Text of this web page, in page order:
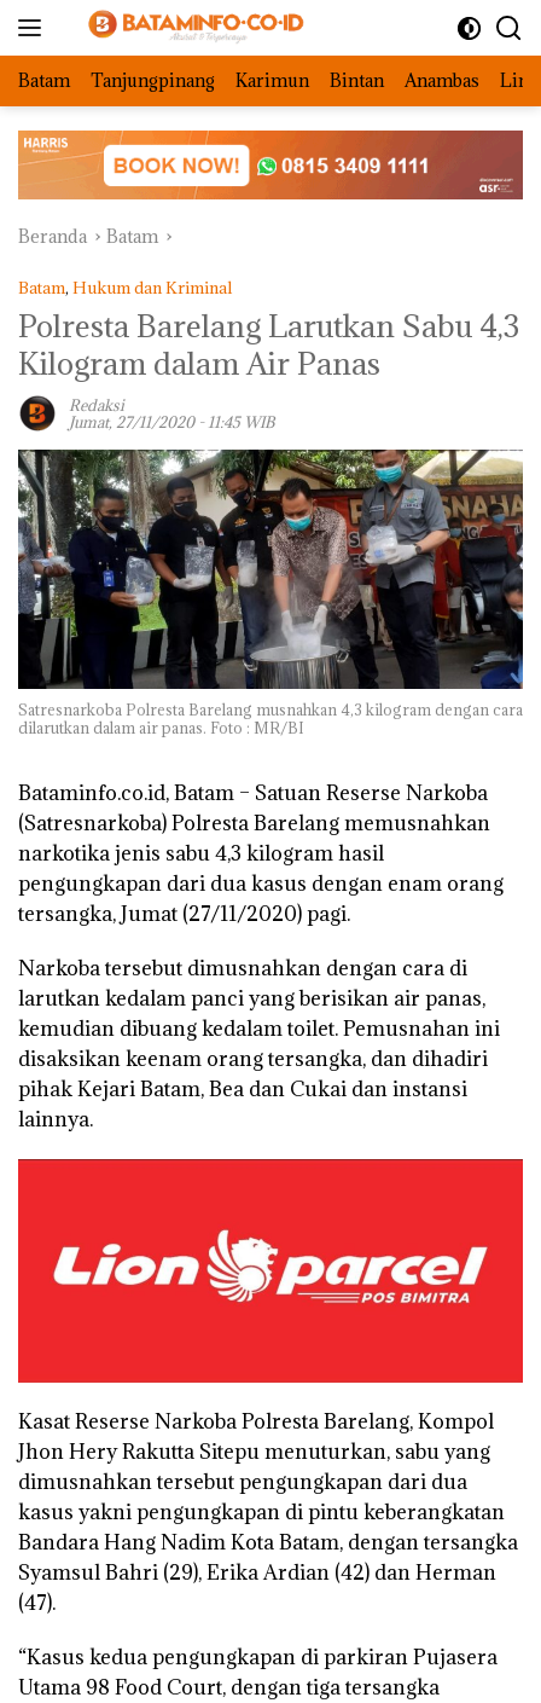
Batam Tanjungpinang Karimun Bintan Anambas
Beranda Batam
Batam, Hukum dan Kriminal
Polresta Barelang Larutkan Sabu 4,3
Kilogram dalam Air Panas
Redaksi
Jumat, 27/11/2020 - 11:45 WIB
Satresnarkoba Polresta Barelang musnahkan 4,3 kilogram dengan cara
dilarutkan dalam air panas. Foto : MR/BI
Bataminfo.co.id, Batam – Satuan Reserse Narkoba
(Satresnarkoba) Polresta Barelang memusnahkan
narkotika jenis sabu 4,3 kilogram hasil
pengungkapan dari dua kasus dengan enam orang
tersangka, Jumat (27/11/2020) pagi.
Narkoba tersebut dimusnahkan dengan cara di
larutkan kedalam panci yang berisikan air panas,
kemudian dibuang kedalam toilet. Pemusnahan ini
disaksikan keenam orang tersangka, dan dihadiri
pihak Kejari Batam, Bea dan Cukai dan instansi
lainnya.
Kasat Reserse Narkoba Polresta Barelang, Kompol
Jhon Hery Rakutta Sitepu menuturkan, sabu yang
dimusnahkan tersebut pengungkapan dari dua
kasus yakni pengungkapan di pintu keberangkatan
Bandara Hang Nadim Kota Batam, dengan tersangka
Syamsul Bahri (29), Erika Ardian (42) dan Herman
(47).
“Kasus kedua pengungkapan di parkiran Pujasera
Utama 98 Food Court, dengan tiga tersangka